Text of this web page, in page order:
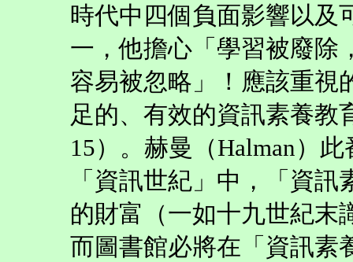
時代中四個負面影響以及
一，他擔心「學習被廢除
容易被忽略」！應該重視
足的、有效的資訊素養教
15）。赫曼（Halman）
「資訊世紀」中，「資
的財富（一如十九世紀末
而圖書館必將在「資訊素